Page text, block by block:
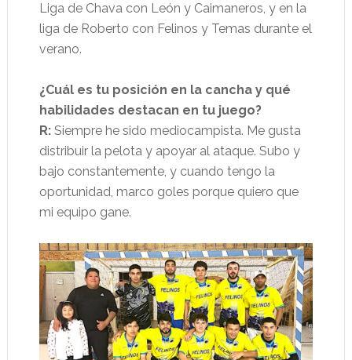
Liga de Chava con León y Caimaneros, y en la
liga de Roberto con Felinos y Temas durante el
verano.
¿Cuál es tu posición en la cancha y qué
habilidades destacan en tu juego?
R:Siempre he sido mediocampista. Me gusta
distribuir la pelota y apoyar al ataque. Subo y
bajo constantemente, y cuando tengo la
oportunidad, marco goles porque quiero que
mi equipo gane.